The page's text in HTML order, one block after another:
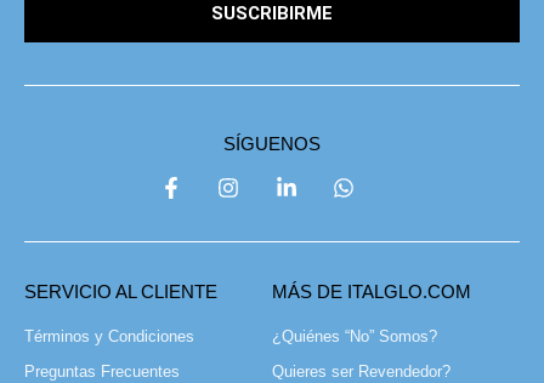
SUSCRIBIRME
SÍGUENOS
SERVICIO AL CLIENTE
Términos y Condiciones
Preguntas Frecuentes
MÁS DE ITALGLO.COM
¿Quiénes “No” Somos?
Quieres ser Revendedor?